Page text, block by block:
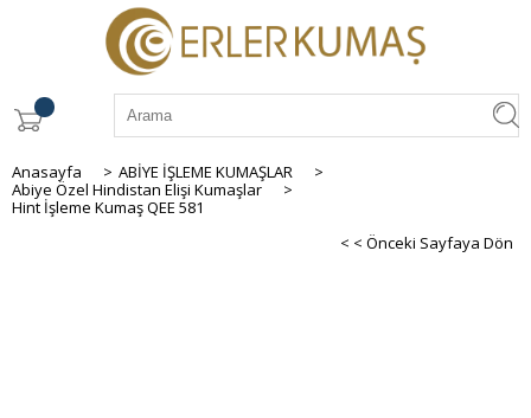
Anasayfa > ABİYE İŞLEME KUMAŞLAR
>
Abiye Özel Hindistan Elişi Kumaşlar
>
Hint İşleme Kumaş QEE 581
< < Önceki Sayfaya Dön